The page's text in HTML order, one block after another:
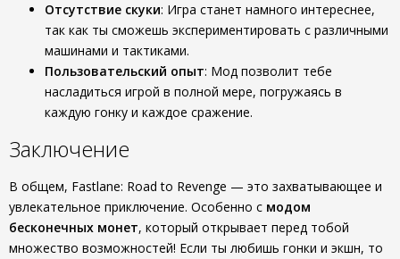
Отсутствие скуки: Игра станет намного интереснее,
так как ты сможешь экспериментировать с различными
машинами и тактиками.
Пользовательский опыт: Мод позволит тебе
насладиться игрой в полной мере, погружаясь в
каждую гонку и каждое сражение.
Заключение
В общем, Fastlane: Road to Revenge — это захватывающее и
увлекательное приключение. Особенно с модом
бесконечных монет, который открывает перед тобой
множество возможностей! Если ты любишь гонки и экшн, то